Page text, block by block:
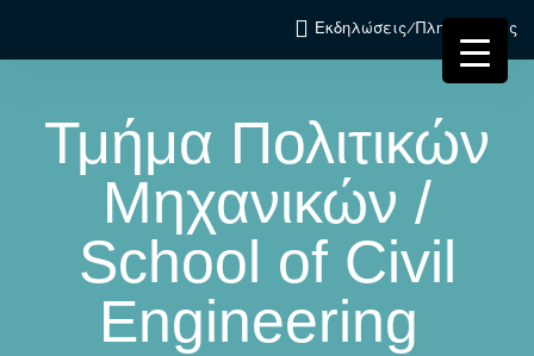
Εκδηλώσεις/Πληροφορίες
Τμήμα Πολιτικών
Μηχανικών /
School of Civil
Engineering